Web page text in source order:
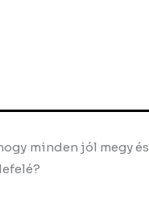
minden jól megy és